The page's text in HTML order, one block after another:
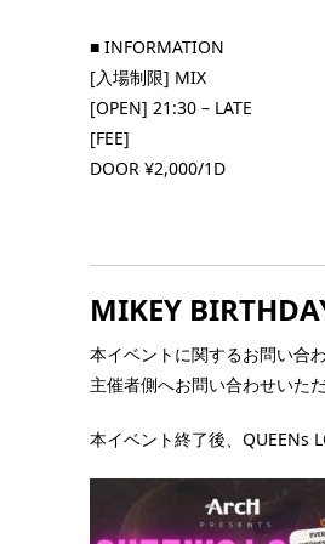
■ INFORMATION
[入場制限] MIX
[OPEN] 21:30 – LATE
[FEE]
DOOR ¥2,000/1D
MIKEY
本イベントに関するお問い合
主催者側へお問い合わせいた
本イベント終了後、QUEENs
ーピー～
■
なGOGO BOY